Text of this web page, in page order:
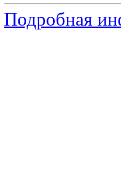
Подробная